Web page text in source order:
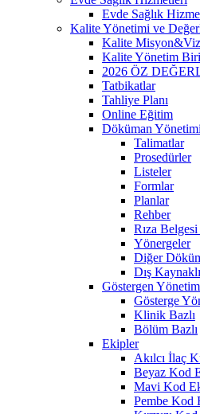
Evde Sağlık
Kalite Yönetimi ve
Kalite
Kalite Yönetim
2026 ÖZ
Tatbikatlar
Tahliye Planı
Online Eğitim
Döküman Yönetimi
Talimatlar
Prosedürler
Listeler
Formlar
Planlar
Rehber
Rıza
Yönergeler
Diğer
Dış
Göstergen
Gösterge
Klinik Bazlı
Bölüm Bazlı
Ekipler
Akılcı İlaç
Beyaz Kod
Mavi Kod
Pembe Kod